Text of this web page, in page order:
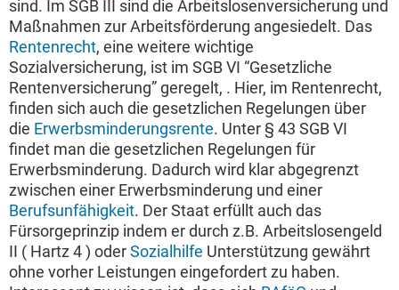
sind. Im SGB III sind die Arbeitslosenversicherung und
Maßnahmen zur Arbeitsförderung angesiedelt. Das
Rentenrecht, eine weitere wichtige
Sozialversicherung, ist im SGB VI “Gesetzliche
Rentenversicherung” geregelt, . Hier, im Rentenrecht,
finden sich auch die gesetzlichen Regelungen über
die Erwerbsminderungsrente. Unter § 43 SGB VI
findet man die gesetzlichen Regelungen für
Erwerbsminderung. Dadurch wird klar abgegrenzt
zwischen einer Erwerbsminderung und einer
Berufsunfähigkeit. Der Staat erfüllt auch das
Fürsorgeprinzip indem er durch z.B. Arbeitslosengeld
II ( Hartz 4 ) oderSozialhilfe Unterstützung gewährt
ohne vorher Leistungen eingefordert zu haben.